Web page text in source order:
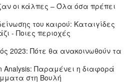
οι κάλπες – Όλα όσα πρέπει
του καιρού: Καταιγίδες
- Ποιες περιοχές
2023: Πότε θα ανακοινωθούν τα
Analysis: Παραμένει η διαφορά
στη Βουλή